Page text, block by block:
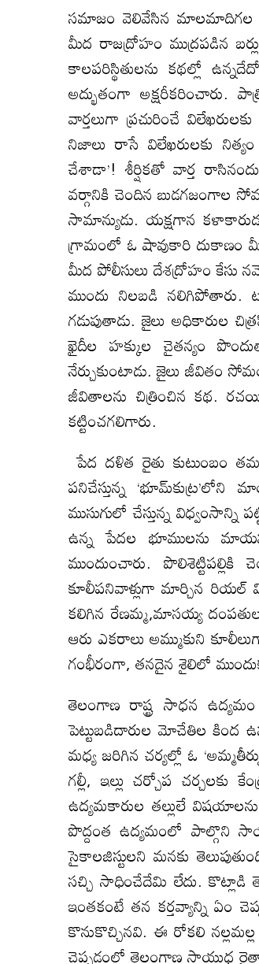
సమాజం వెలివేసిన మాలమాదిగల
మీద రాజద్రోహం ముద్రపడిన
కాలపరిస్థితులను కథల్లో
అద్భుతంగా అక్షరీకరించారు.
వార్తలుగా ప్రచురించే
నిజాలు రాసే విలేఖరులకు
చేశాడా’! శీర్షికతో వార్త
వర్గానికి చెందిన బుడగజంగాల
సామాన్యుడు. యక్షగాన
గ్రామంలో ఓ షావుకారి దుకాణం
మీద పోలీసులు దేశద్రోహం కేసు
ముందు నిలబడి
గడుపుతాడు. జైలు అధికారుల
ఖైదీల హక్కుల చైతన్యం
నేర్చుకుంటాడు. జైలు జీవితం
జీవితాలను చిత్రించిన కథ.
కట్టించగలిగారు.
పేద దళిత రైతు కుటుంబం
పనిచేస్తున్న ‘భూమ్‍కుట్ర’లోని
ముసుగులో చేస్తున్న
ఉన్న పేదల భూములను
ముందుంచారు.
కూలీపనివాళ్లుగా మార్చిన
కలిగిన రేణమ్మ,మాసయ్య
ఆరు ఎకరాలు అమ్ముకుని
గంభీరంగా, తనదైన శైలిలో
తెలంగాణ రాష్ట్ర సాధన
పెట్టుబడిదారుల మోచేతిల కింద
మధ్య జరిగిన చర్యల్లో ఓ
గల్లీ, ఇల్లు చర్చోప
ఉద్యమకారుల తల్లులే
పొద్దంత ఉద్యమంలో పాల్గొని
సైకాలజిస్టులని మనకు
సచ్చి సాధించేదేమి లేదు. కొట్లాడి
ఇంతకంటే తన కర్తవ్యాన్ని
కొనుకొచ్చినవి. ఈ రోకలి
చెప్పడంలో తెలంగాణ సాయుధ